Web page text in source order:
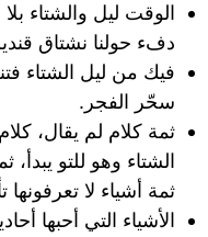
الوقت ليل والشتاء
دفء حولنا نشتاق
فيك من ليل الشتاء
سحّر الفجر.
ثمة كلام لم يقال،
الشتاء وهو للتو
ثمة أشياء لا تعرفونها
الأشياء التي أحبها